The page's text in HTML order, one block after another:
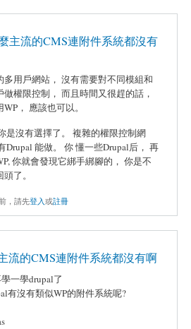
主流的CMS連附件系統都沒有
多用戶網站， 沒有需要對不同模組和
做權限控制， 而且時間又很趕的話，
， 應該也可以。
是沒有選擇了。 複雜的權限控制網
Drupal 能做。 你 懂一些Drupal后， 再
你就會發現它綁手綁腳的， 你是不
了。
，請先登入或註冊
流的CMS連附件系統都沒有啊
一學drupal了
有沒有類似WP的附件系統呢?